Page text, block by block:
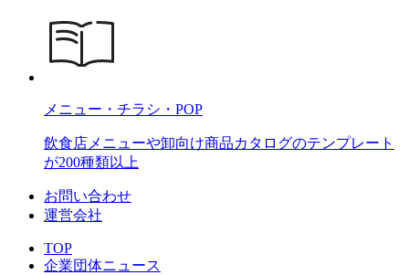
メニュー・チラシ・POP
飲食店メニューや卸向け商品カタログのテンプレート
が200種類以上
お問い合わせ
運営会社
TOP
企業団体ニュース